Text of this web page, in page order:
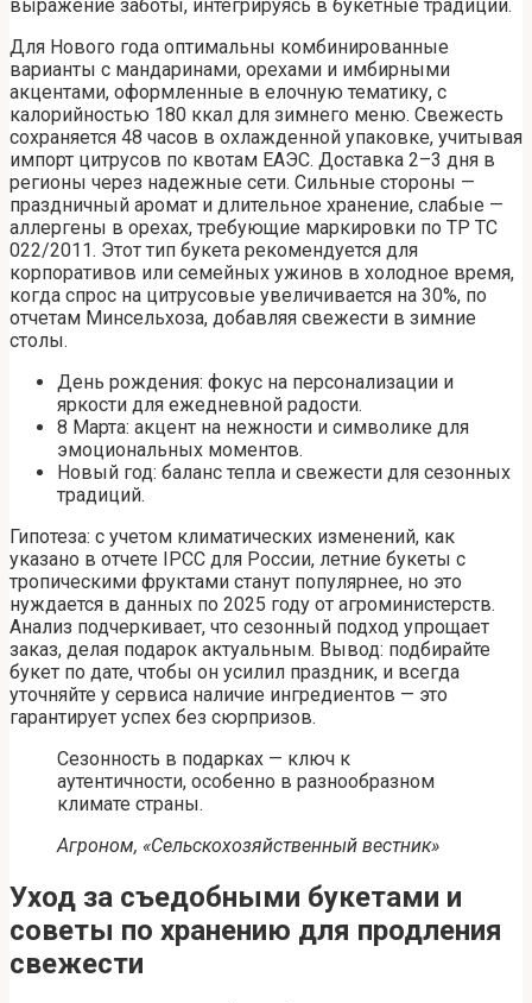
выражение заботы, интегрируясь в букетные традиции.
Для Нового года оптимальны комбинированные
варианты с мандаринами, орехами и имбирными
акцентами, оформленные в елочную тематику, с
калорийностью 180 ккал для зимнего меню. Свежесть
сохраняется 48 часов в охлажденной упаковке, учитывая
импорт цитрусов по квотам ЕАЭС. Доставка 2–3 дня в
регионы через надежные сети. Сильные стороны —
праздничный аромат и длительное хранение, слабые —
аллергены в орехах, требующие маркировки по ТР ТС
022/2011. Этот тип букета рекомендуется для
корпоративов или семейных ужинов в холодное время,
когда спрос на цитрусовые увеличивается на 30%, по
отчетам Минсельхоза, добавляя свежести в зимние
столы.
День рождения: фокус на персонализации и
яркости для ежедневной радости.
8 Марта: акцент на нежности и символике для
эмоциональных моментов.
Новый год: баланс тепла и свежести для сезонных
традиций.
Гипотеза: с учетом климатических изменений, как
указано в отчете IPCC для России, летние букеты с
тропическими фруктами станут популярнее, но это
нуждается в данных по 2025 году от агроминистерств.
Анализ подчеркивает, что сезонный подход упрощает
заказ, делая подарок актуальным. Вывод: подбирайте
букет по дате, чтобы он усилил праздник, и всегда
уточняйте у сервиса наличие ингредиентов — это
гарантирует успех без сюрпризов.
Сезонность в подарках — ключ к
аутентичности, особенно в разнообразном
климате страны.
Агроном, «Сельскохозяйственный вестник»
Уход за съедобными букетами и
советы по хранению для продления
свежести